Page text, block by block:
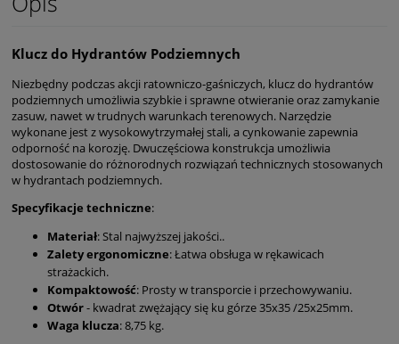
Klucz do Hydrantów Podziemnych
Niezbędny podczas akcji ratowniczo-gaśniczych, klucz do hydrantów
podziemnych umożliwia szybkie i sprawne otwieranie oraz zamykanie
zasuw, nawet w trudnych warunkach terenowych. Narzędzie
wykonane jest z wysokowytrzymałej stali, a cynkowanie zapewnia
odporność na korozję. Dwuczęściowa konstrukcja umożliwia
dostosowanie do różnorodnych rozwiązań technicznych stosowanych
w hydrantach podziemnych.
Specyfikacje techniczne:
Materiał: Stal najwyższej jakości..
Zalety ergonomiczne: Łatwa obsługa w rękawicach
strażackich.
Kompaktowość: Prosty w transporcie i przechowywaniu.
Otwór- kwadrat zwężający się ku górze 35x35 /25x25mm.
Waga klucza: 8,75 kg.